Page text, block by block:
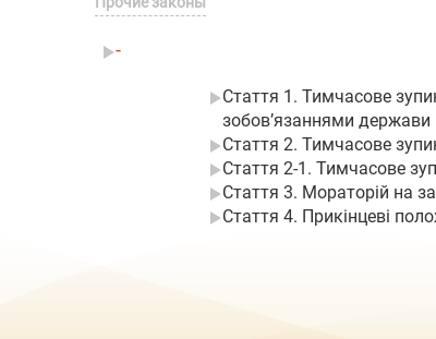
-
Стаття 1. Тимчасове
зобов’язаннями держави
Стаття 2. Тимчасове
Стаття 2-1. Тимчасове
Стаття 3. Мораторій на
Стаття 4. Прикінцеві